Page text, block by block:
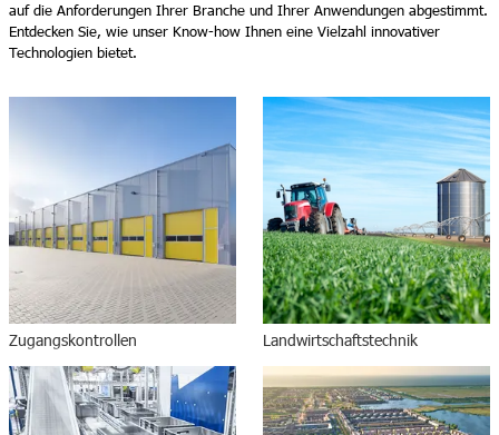
auf die Anforderungen Ihrer Branche und Ihrer Anwendungen abgestimmt.
Entdecken Sie, wie unser Know-how Ihnen eine Vielzahl innovativer
Technologien bietet.
Zugangskontrollen Landwirtschaftstechnik